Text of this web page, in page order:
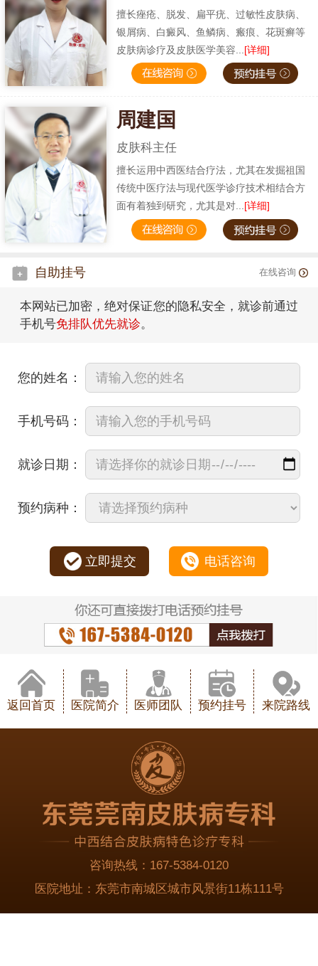
擅长痤疮、脱发、扁平疣、过敏性皮肤病、
银屑病、白癜风、鱼鳞病、瘢痕、花斑癣等
皮肤病诊疗及皮肤医学美容... [详细]
周建国
皮肤科主任
擅长运用中西医结合疗法，尤其在发掘祖国
传统中医疗法与现代医学诊疗技术相结合方
面有着独到研究，尤其是对...[详细]
自助挂号 在线咨询
本网站已加密，绝对保证您的隐私安全，就诊前通过
手机号免排队优先就诊。
您的姓名：
手机号码：
就诊日期：
预约病种：
立即提交 电话咨询
返回首页 医院简介 医师团队 预约挂号 来院路线
咨询热线： 167-5384-0120
医院地址： 东莞市南城区城市风景街11栋111号